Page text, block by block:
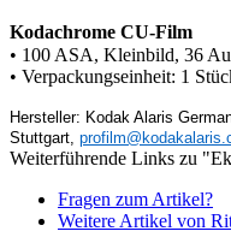
Kodachrome CU-Film
• 100 ASA, Kleinbild, 36
• Verpackungseinheit: 1
Hersteller: Kodak Alaris
Stuttgart,
Weiterführende Links zu
Fragen zum Artikel?
Weitere Artikel von